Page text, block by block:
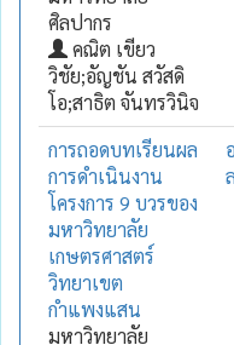
ศิลปากร
คณิต เขียว
วิชัย;อัญชัน สวัสดิ
โอ;สาธิต จันทรวินิจ
การถอดบทเรียนผล
การดำเนินงาน
โครงการ 9 บวรของ
มหาวิทยาลัย
เกษตรศาสตร์
วิทยาเขต
กำแพงแสน
มหาวิทยาลัย